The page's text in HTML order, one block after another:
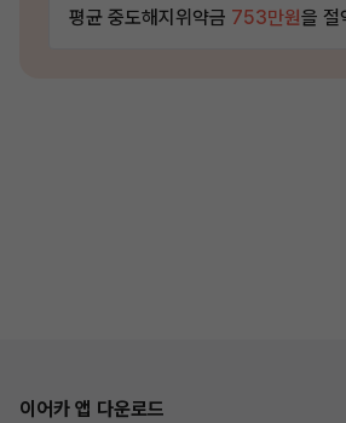
평균 중도해지위약금 753만원을 절
이어카 앱 다운로드